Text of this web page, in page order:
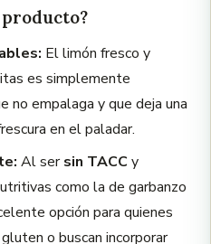
El limón fresco y
es simplemente
no empalaga y que deja una
en el paladar.
Al sersin TACCy
como la de garbanzo
opción para quienes
o buscan incorporar